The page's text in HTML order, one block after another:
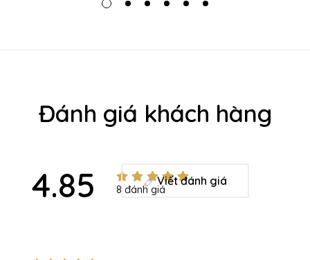
Đánh giá khách hàng
4.85 8 đánh giá
Viết đánh giá